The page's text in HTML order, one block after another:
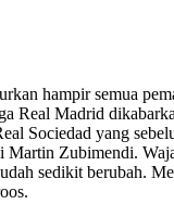
hampir semua
Real Madrid
Sociedad yang
Zubimendi.
sedikit berubah.